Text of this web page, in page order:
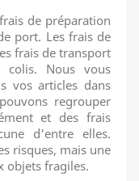
de préparation
port. Les frais de
frais de transport
Nous vous
vos articles dans
regrouper
et des frais
d'entre elles.
risques, mais une
objets fragiles.